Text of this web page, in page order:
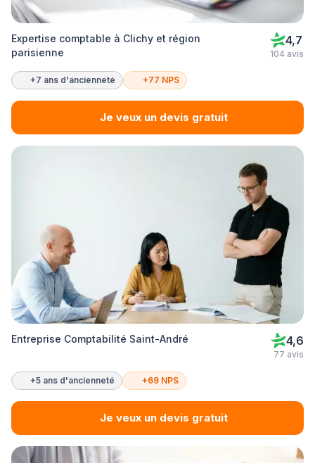
Expertise comptable à Clichy et région
parisienne
4,7
104 avis
+7 ans d'ancienneté +77 NPS
Je veux un devis gratuit
Entreprise Comptabilité Saint-André 4,6
77 avis
+5 ans d'ancienneté +69 NPS
Je veux un devis gratuit